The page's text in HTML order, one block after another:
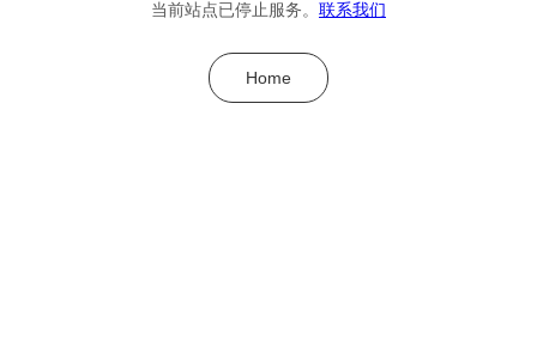
当前站点已停止服务。 联系我们
Home